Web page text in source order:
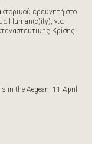
ερευνητή στο
Human(c)ity), για
Κρίσης
in the Aegean, 11 April